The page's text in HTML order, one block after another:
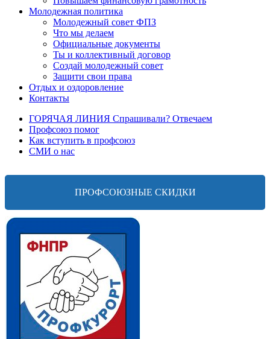
Молодежная политика
Молодежный совет ФПЗ
Что мы делаем
Официальные документы
Ты и коллективный договор
Создай молодежный совет
Защити свои права
Отдых и оздоровление
Контакты
ГОРЯЧАЯ ЛИНИЯ Спрашивали? Отвечаем
Профсоюз помог
Как вступить в профсоюз
СМИ о нас
ПРОФСОЮЗНЫЕ СКИДКИ